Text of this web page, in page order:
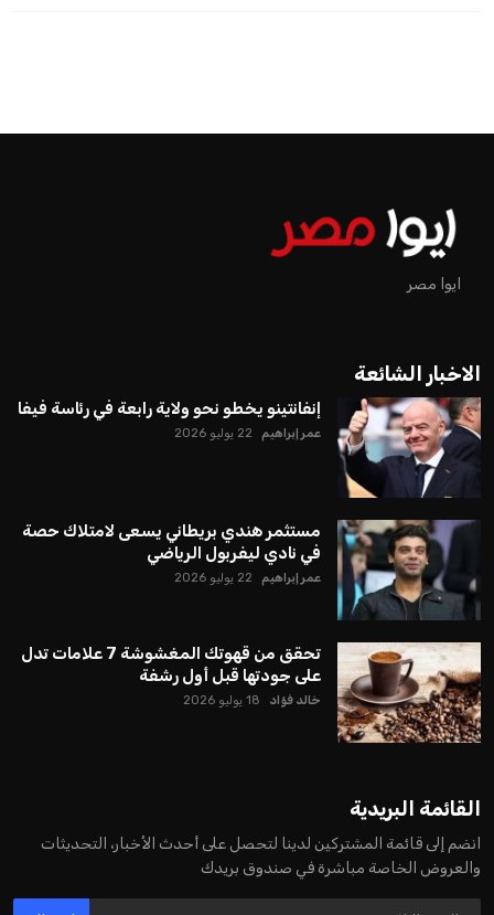
ايوا مصر
الاخبار الشائعة
إنفانتينو يخطو نحو ولاية رابعة في رئاسة فيفا
عمر إبراهيم 22 يوليو 2026
مستثمر هندي بريطاني يسعى لامتلاك حصة
في نادي ليفربول الرياضي
عمر إبراهيم 22 يوليو 2026
تحقق من قهوتك المغشوشة 7 علامات تدل
على جودتها قبل أول رشفة
خالد فؤاد 18 يوليو 2026
القائمة البريدية
انضم إلى قائمة المشتركين لدينا لتحصل على أحدث الأخبار، التحديثات
والعروض الخاصة مباشرة في صندوق بريدك